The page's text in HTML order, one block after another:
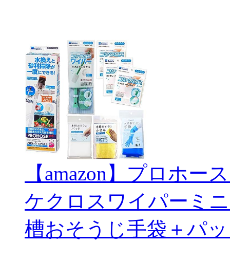
【amazon】プロホー
ケクロスワイパーミ
槽おそうじ手袋＋パ